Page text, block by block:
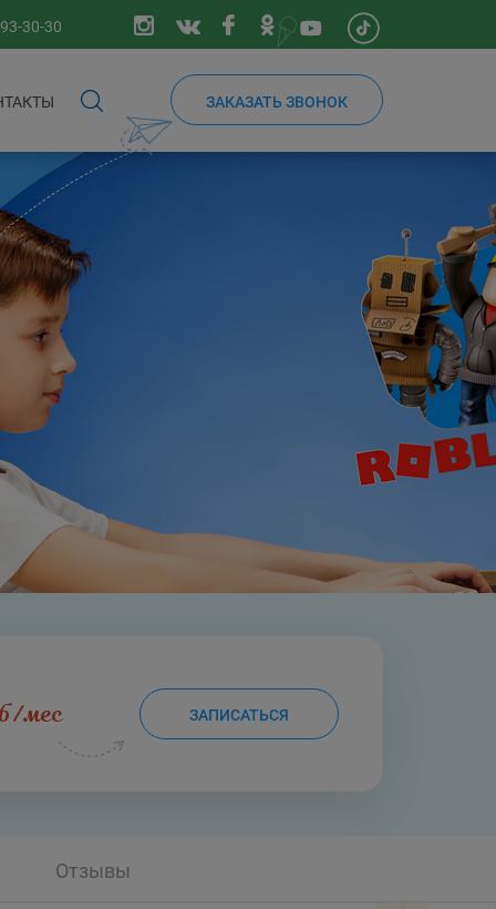
30-30
ЗАКАЗАТЬ ЗВОНОК
мес ЗАПИСАТЬСЯ
Отзывы